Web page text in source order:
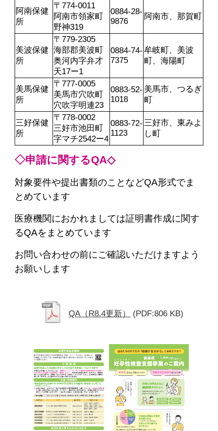
阿南保健
所
〒774-0011
阿南市領家町
野神319
0884-28-
9876
阿南市、那賀町
美波保健
所
〒779-2305
海部郡美波町
奥河内字弁才
天17ー1
0884-74-
7375
牟岐町、美波
町、海陽町
美馬保健
所
〒777-0005
美馬市穴吹町
穴吹字明連23
0883-52-
1018
美馬市、つるぎ
町
三好保健
所
〒778-0002
三好市池田町
字マチ2542ー4
0883-72-
1123
三好市、東みよ
し町
◇申請に関するQA◇
対象要件や提出書類のことなどQA形式でま
とめています
医療機関におかれましては証明書作成に関す
るQAをまとめています
お問い合わせの前にご確認いただけますよう
お願いします
QA（R8.4更新） (PDF:806 KB)